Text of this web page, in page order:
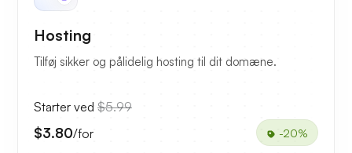
Hosting
Tilføj sikker og pålidelig hosting til dit domæne.
Starter ved $5.99
$3.80/for -20%